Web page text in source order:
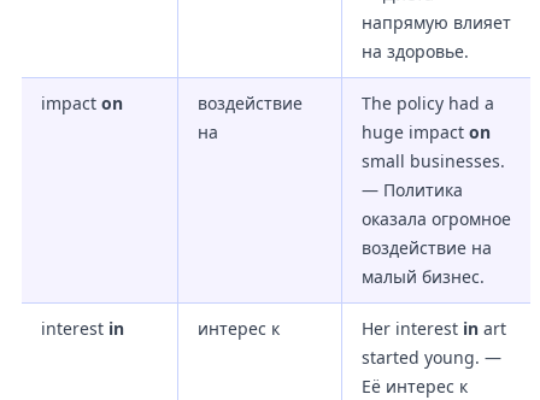
напрямую влияет
на здоровье.
impact on
воздействие
на
The policy had a
huge impact on
small businesses.
— Политика
оказала огромное
воздействие на
малый бизнес.
interest in интерес к Her interest in art
started young. —
Её интерес к